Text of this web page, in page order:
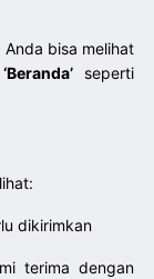
bisa melihat
‘Beranda’ seperti
dikirimkan
terima dengan